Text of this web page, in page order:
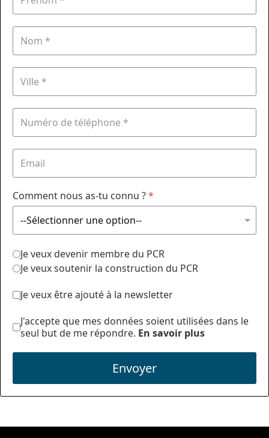
Comment nous as-tu connu ?*
Je veux devenir membre du PCR
Je veux soutenir la construction du PCR
Je veux être ajouté à la newsletter
J'accepte que mes données soient utilisées dans le
seul but de me répondre. En savoir plus
Envoyer